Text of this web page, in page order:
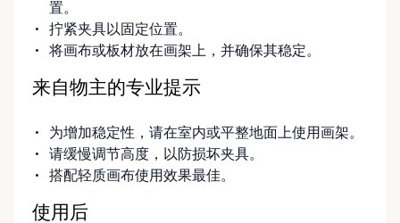
置。
拧紧夹具以固定位置。
将画布或板材放在画架上，并确保其稳定。
来自物主的专业提示
为增加稳定性，请在室内或平整地面上使用画架。
请缓慢调节高度，以防损坏夹具。
搭配轻质画布使用效果最佳。
使用后